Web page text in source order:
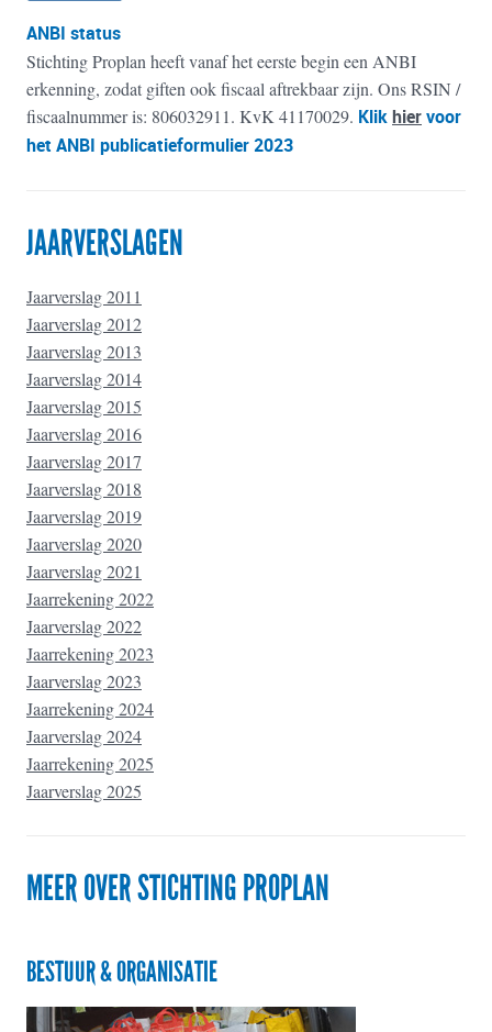
ANBI status
Stichting Proplan heeft vanaf het eerste begin een ANBI
erkenning, zodat giften ook fiscaal aftrekbaar zijn. Ons RSIN /
fiscaalnummer is: 806032911. KvK 41170029. Klikhiervoor
het ANBI publicatieformulier 2023
JAARVERSLAGEN
Jaarverslag 2011
Jaarverslag 2012
Jaarverslag 2013
Jaarverslag 2014
Jaarverslag 2015
Jaarverslag 2016
Jaarverslag 2017
Jaarverslag 2018
Jaarverslag 2019
Jaarverslag 2020
Jaarverslag 2021
Jaarrekening 2022
Jaarverslag 2022
Jaarrekening 2023
Jaarverslag 2023
Jaarrekening 2024
Jaarverslag 2024
Jaarrekening 2025
Jaarverslag 2025
MEER OVER STICHTING PROPLAN
BESTUUR & ORGANISATIE